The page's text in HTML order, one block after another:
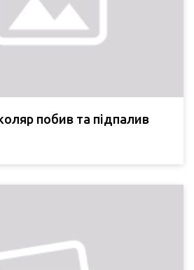
побив та підпалив